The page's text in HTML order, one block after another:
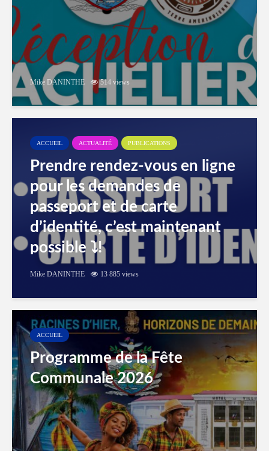
Mike DANINTHE 514 views
ACCUEIL ACTUALITÉ PUBLICATIONS
Prendre rendez-vous en ligne
pour les demandes de
passeport et de carte
d’identité, c’est maintenant
possible ⤵️!
Mike DANINTHE 13 885 views
ACCUEIL
Programme de la Fête
Communale 2026